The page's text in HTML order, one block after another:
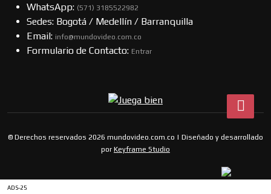
WhatsApp: (57​​1) 3185522982
Sedes: Bogotá / Medellín / Barranquilla
Email: info@mundovideo.com.co
Formulario de Contacto: Entrar
© Derechos reservados 2026 mundovideo.com.co | Diseñado y desarrollado
por Keyframe Studio
ADS-25